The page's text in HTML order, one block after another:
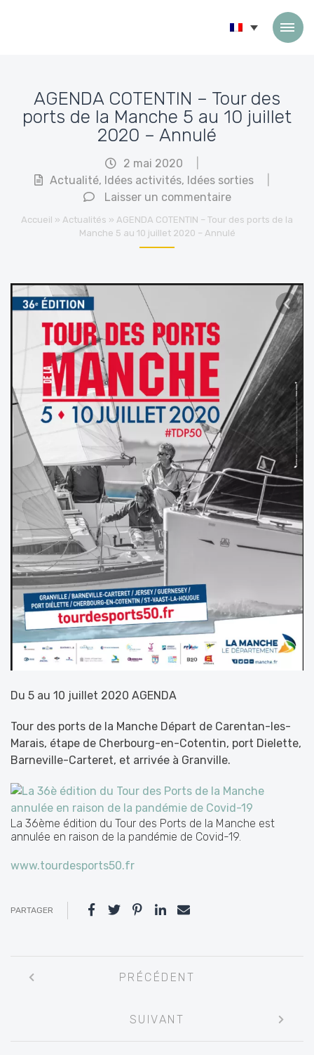
AGENDA COTENTIN – Tour des
ports de la Manche 5 au 10 juillet
2020 – Annulé
2 mai 2020
Actualité, Idées activités, Idées sorties
Laisser un commentaire
Accueil » Actualités » AGENDA COTENTIN – Tour des ports de la
Manche 5 au 10 juillet 2020 – Annulé
Du 5 au 10 juillet 2020 AGENDA
Tour des ports de la Manche Départ de Carentan-les-
Marais, étape de Cherbourg-en-Cotentin, port Dielette,
Barneville-Carteret, et arrivée à Granville.
La 36ème édition du Tour des Ports de la Manche est
annulée en raison de la pandémie de Covid-19.
www.tourdesports50.fr
PARTAGER
entre
PRÉCÉDENT
SUIVANT